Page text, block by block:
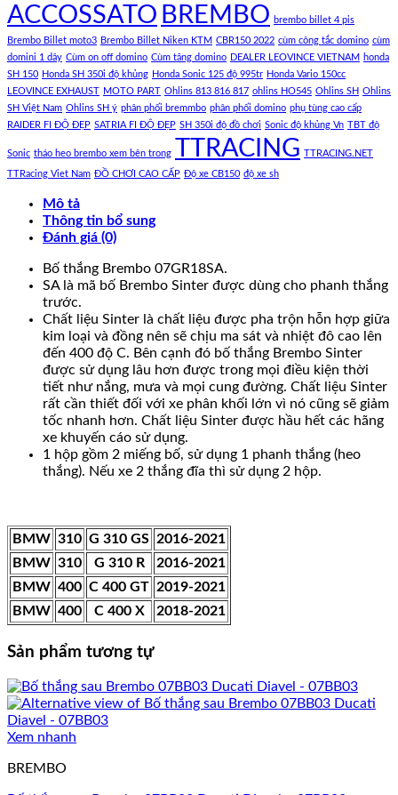
ACCOSSATO BREMBO brembo billet 4 pis
Brembo Billet moto3 Brembo Billet Niken KTM CBR150 2022 cùm công tắc domino cùm
domini 1 dây Cùm on off domino Cùm tăng domino DEALER LEOVINCE VIETNAM honda
SH 150 Honda SH 350i độ khủng Honda Sonic 125 độ 995tr Honda Vario 150cc
LEOVINCE EXHAUST MOTO PART Ohlins 813 816 817 ohlins HO545 Ohlins SH Ohlins
SH Việt Nam Ohlins SH ý phân phối bremmbo phân phối domino phụ tùng cao cấp
RAIDER FI ĐỘ ĐẸP SATRIA FI ĐỘ ĐẸP SH 350i độ đồ chơi Sonic độ khủng Vn TBT độ
Sonic tháo heo brembo xem bên trong TTRACING TTRACING.NET
TTRacing Viet Nam ĐỒ CHƠI CAO CẤP Độ xe CB150 độ xe sh
Mô tả
Thông tin bổ sung
Đánh giá (0)
Bố thắng Brembo 07GR18SA.
SA là mã bố Brembo Sinter được dùng cho phanh thắng
trước.
Chất liệu Sinter là chất liệu được pha trộn hỗn hợp giữa
kim loại và đồng nên sẽ chịu ma sát và nhiệt đô cao lên
đến 400 độ C. Bên cạnh đó bố thắng Brembo Sinter
được sử dụng lâu hơn được trong mọi điều kiện thời
tiết như nắng, mưa và mọi cung đường. Chất liệu Sinter
rất cần thiết đối với xe phân khối lớn vì nó cũng sẽ giảm
tốc nhanh hơn. Chất liệu Sinter được hầu hết các hãng
xe khuyến cáo sử dụng.
1 hộp gồm 2 miếng bố, sử dụng 1 phanh thắng (heo
thắng). Nếu xe 2 thắng đĩa thì sử dụng 2 hộp.
BMW 310 G 310 GS 2016-2021
BMW 310 G 310 R
2016-2021
BMW 400 C 400 GT 2019-2021
BMW 400 C 400 X 2018-2021
Sản phẩm tương tự
Xem nhanh
BREMBO